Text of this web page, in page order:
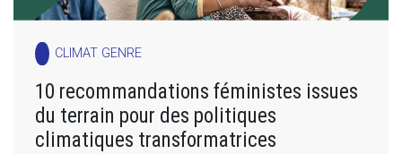
CLIMAT GENRE
10 recommandations féministes issues
du terrain pour des politiques
climatiques transformatrices